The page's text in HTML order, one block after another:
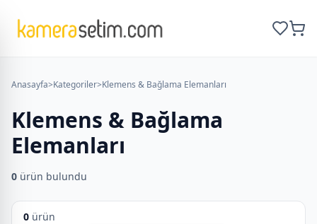
Anasayfa>Kategoriler>Klemens & Bağlama Elemanları
Klemens & Bağlama
Elemanları
0 ürün bulundu
0 ürün